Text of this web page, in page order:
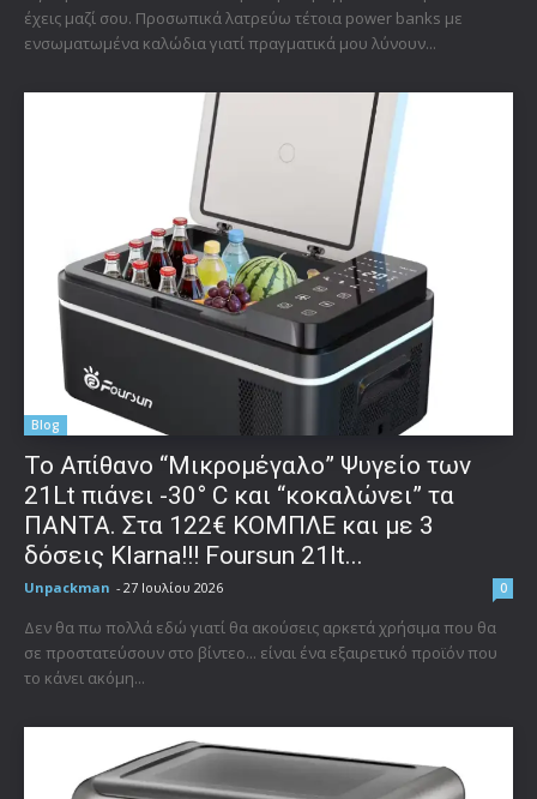
έχεις μαζί σου. Προσωπικά λατρεύω τέτοια power banks με
ενσωματωμένα καλώδια γιατί πραγματικά μου λύνουν...
Blog
Το Απίθανο “Μικρομέγαλο” Ψυγείο των
21Lt πιάνει -30° C και “κοκαλώνει” τα
ΠΑΝΤΑ. Στα 122€ ΚΟΜΠΛΕ και με 3
δόσεις Klarna!!! Foursun 21lt...
Unpackman - 27 Ιουλίου 2026 0
Δεν θα πω πολλά εδώ γιατί θα ακούσεις αρκετά χρήσιμα που θα
σε προστατεύσουν στο βίντεο... είναι ένα εξαιρετικό προϊόν που
το κάνει ακόμη...